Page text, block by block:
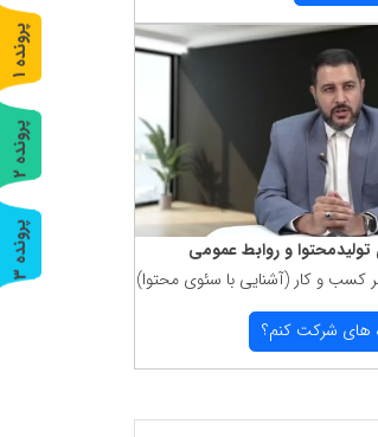
و روابط عمومی
كسب و كار (آشنایی با سئوی محتوا)
های شركت كنم؟
پ
ر
و
ن
د
ه
1
پ
ر
و
ن
د
ه
2
پ
ر
و
ن
د
ه
3